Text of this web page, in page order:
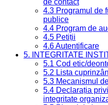
de contact
4.3 Programul de
publice
4.4 Program de
4.5 Petiții
4.6 Autentificare
5. INTEGRITATE
5.1 Cod etic/
5.2 Lista
5.3 Mecanismul
5.4 Declarația
integritate